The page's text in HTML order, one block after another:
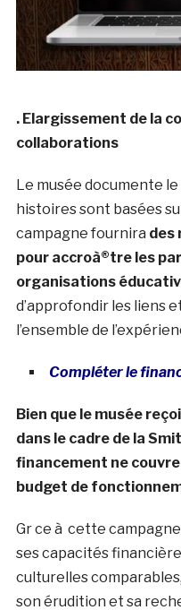
. Elargissement de la
collaborations
Le musée documente
histoires sont basées
campagne fournira des
pour accroà®tre les
organisations
d’approfondir les liens
l’ensemble de
Compléter le
Bien que le musée
dans le cadre de la
financement ne couvre
budget de
Gr ce à cette
ses capacités
culturelles
son érudition et sa